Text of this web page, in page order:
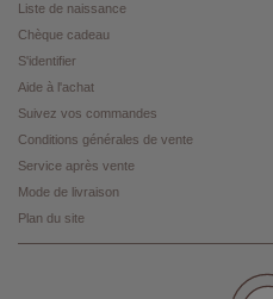
Liste de naissance
Chèque cadeau
S'identifier
Aide à l'achat
Suivez vos commandes
Conditions générales de vente
Service après vente
Mode de livraison
Plan du site